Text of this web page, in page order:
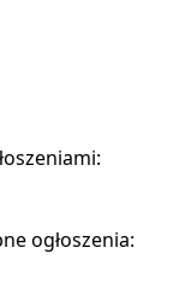
ogłoszenia: